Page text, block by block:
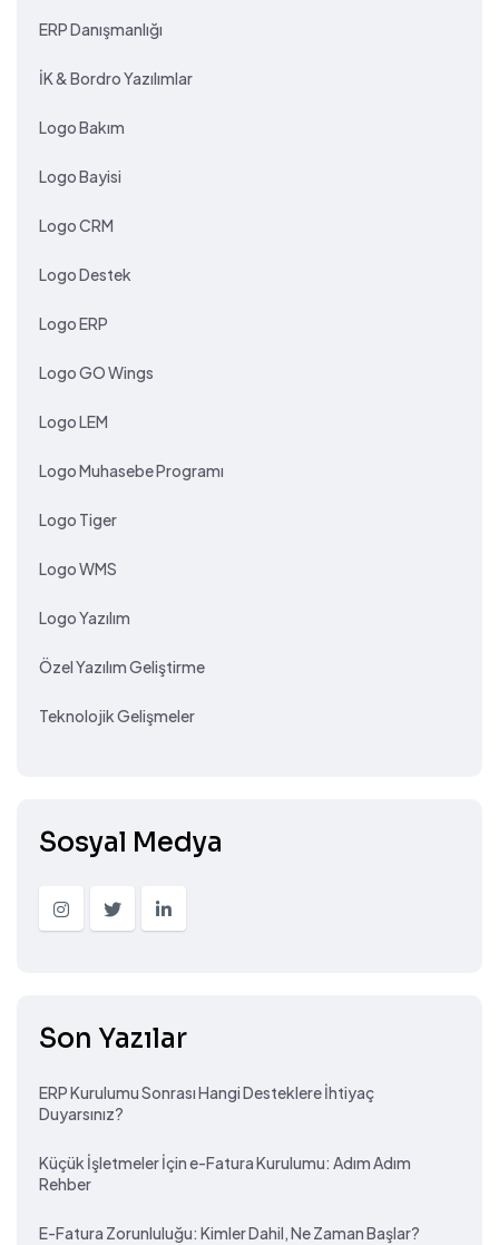
ERP Danışmanlığı
İK & Bordro Yazılımlar
Logo Bakım
Logo Bayisi
Logo CRM
Logo Destek
Logo ERP
Logo GO Wings
Logo LEM
Logo Muhasebe Programı
Logo Tiger
Logo WMS
Logo Yazılım
Özel Yazılım Geliştirme
Teknolojik Gelişmeler
Sosyal Medya
Son Yazılar
ERP Kurulumu Sonrası Hangi Desteklere İhtiyaç
Duyarsınız?
Küçük İşletmeler İçin e-Fatura Kurulumu: Adım Adım
Rehber
E-Fatura Zorunluluğu: Kimler Dahil, Ne Zaman Başlar?